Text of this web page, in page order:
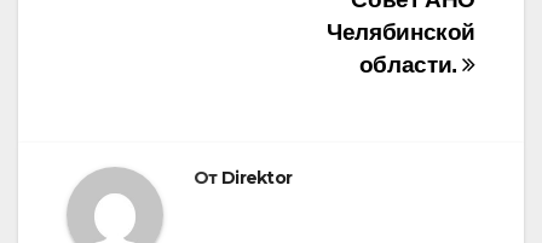
Челябинской
области.
От Direktor